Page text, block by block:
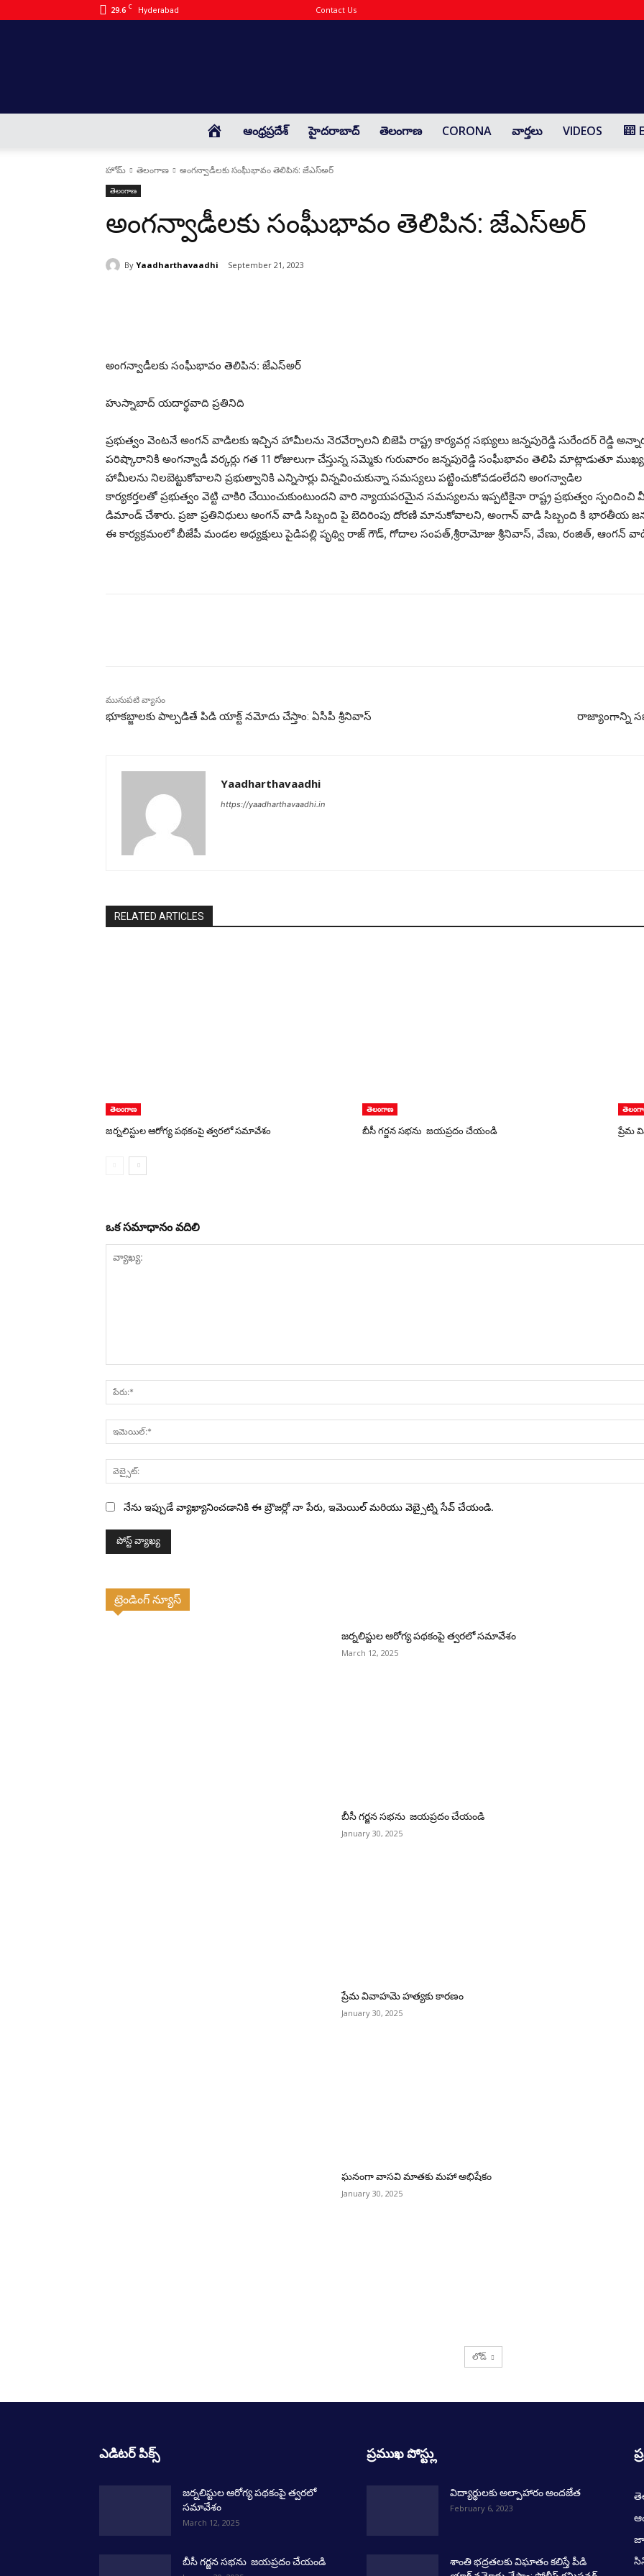
29.6 C Hyderabad Contact Us
Yaadharthavaadhi
HOMEఆంధ్రప్రదేశ్ హైదరాబాద్ తెలంగాణ CORONA వార్తలు VIDEOS
హోమ్ తెలంగాణ అంగన్వాడీలకు సంఘీభావం తెలిపిన: జేఎస్అర్
తెలంగాణ
అంగన్వాడీలకు సంఘీభావం తెలిపిన: జేఎస్అర్
By Yaadharthavaadhi September 21, 2023
అంగన్వాడీలకు సంఘీభావం తెలిపిన: జేఎస్అర్
హుస్నాబాద్ యదార్థవాది ప్రతినిది
ప్రభుత్వం వెంటనే అంగన్ వాడిలకు ఇచ్చిన హామీలను నెరవేర్చాలని బిజెపి రాష్ట్ర కార్యవర్గ సభ్యులు జన్నపురెడ్డి సురేందర్ రెడ్డి
పరిష్కారానికి అంగన్వాడీ వర్కర్లు గత 11 రోజులుగా చేస్తున్న సమ్మెకు గురువారం జన్నపురెడ్డి సంఘీభావం తెలిపి మాట్లాడుతూ
హామీలను నిలబెట్టుకోవాలని ప్రభుత్వానికి ఎన్నిసార్లు విన్నవించుకున్నా సమస్యలు పట్టించుకోవడంలేదని అంగన్వాడిల
కార్యకర్తలతో ప్రభుత్వం వెట్టి చాకిరి చేయించుకుంటుందని వారి న్యాయపరమైన సమస్యలను ఇప్పటికైనా రాష్ట్ర ప్రభుత్వం
డిమాండ్ చేశారు. ప్రజా ప్రతినిధులు అంగన్ వాడి సిబ్బంది పై బెదిరింపు దోరణి మానుకోవాలని, అంగాన్ వాడి సిబ్బంది కి భారతీయ
ఈ కార్యక్రమంలో బీజేపీ మండల అధ్యక్షులు పైడిపల్లి పృథ్వి రాజ్ గౌడ్, గోదాల సంపత్,శ్రీరామోజు శ్రీనివాస్, వేణు, రంజిత్, ఆంగన్
మునుపటి వ్యాసం
భూకబ్జాలకు పాల్పడితే పిడి యాక్ట్ నమోదు చేస్తాం: ఏసీపీ శ్రీనివాస్ రాజ్యాంగాన్ని
Yaadharthavaadhi
https://yaadharthavaadhi.in
RELATED ARTICLES
తెలంగాణ
జర్నలిస్టుల ఆరోగ్య పథకంపై త్వరలో సమావేశం
తెలంగాణ
బీసీ గర్జన సభను జయప్రదం చేయండి ప్రేమ
ఒక సమాధానం వదిలి
నేను ఇప్పుడే వ్యాఖ్యానించడానికి ఈ బ్రౌజర్లో నా పేరు, ఇమెయిల్ మరియు వెబ్సైట్ని సేవ్ చేయండి.
ట్రెండింగ్ న్యూస్
జర్నలిస్టుల ఆరోగ్య పథకంపై త్వరలో సమావేశం
March 12, 2025
బీసీ గర్జన సభను జయప్రదం చేయండి
January 30, 2025
ప్రేమ వివాహమె హత్యకు కారణం
January 30, 2025
ఘనంగా వాసవి మాతకు మహా అభిషేకం
January 30, 2025
లోడ్
ఎడిటర్ పిక్స్
జర్నలిస్టుల ఆరోగ్య పథకంపై త్వరలో
సమావేశం
March 12, 2025
బీసీ గర్జన సభను జయప్రదం చేయండి
ప్రముఖ పోస్ట్లు
విద్యార్థులకు అల్పాహారం అందజేత
February 6, 2023
శాంతి భద్రతలకు విఘాతం కలిస్తే పీడి